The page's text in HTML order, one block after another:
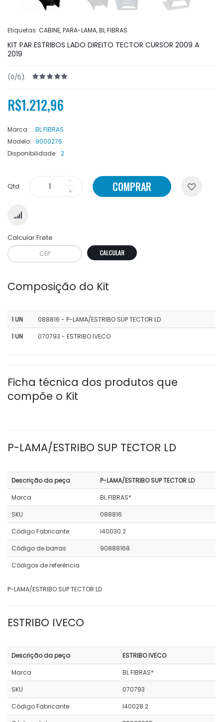
Etiquetas: CABINE,PARA-LAMA,BL FIBRAS
KIT PAR ESTRIBOS LADO DIREITO TECTOR CURSOR 2009 A
2019
(0/5):
R$1.212,96
Marca:
BL FIBRAS
Modelo: 9000276
Disponibilidade: 2
Qtd COMPRAR
Calcular Frete
CALCULAR
Composição do Kit
1 UN
088816 - P-LAMA/ESTRIBO SUP TECTOR LD
1 UN
070793 - ESTRIBO IVECO
Ficha técnica dos produtos que
compõe o Kit
P-LAMA/ESTRIBO SUP TECTOR LD
Descrição da peça
P-LAMA/ESTRIBO SUP TECTOR LD
Marca
BL FIBRAS*
SKU
088816
Código Fabricante
I40030.2
Código de barras
90888168
Códigos de referência
P-LAMA/ESTRIBO SUP TECTOR LD
ESTRIBO IVECO
Descrição da peça
ESTRIBO IVECO
Marca
BL FIBRAS*
SKU
070793
Código Fabricante
I40028.2